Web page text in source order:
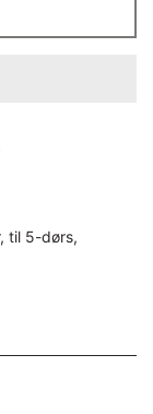
til 5-dørs,